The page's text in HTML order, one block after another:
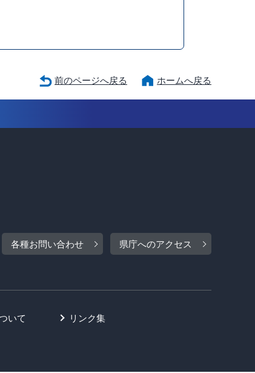
前のページへ戻る ホームへ戻る
各種お問い合わせ 県庁へのアクセス
いて
リンク集